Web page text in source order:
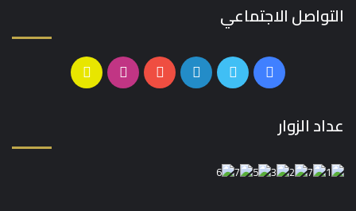
التواصل الاجتماعي
فيسبوكتويتر لينكدإن يوتيوب انستقرامسناب
عداد الزوار